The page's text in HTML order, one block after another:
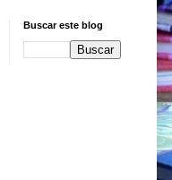
Buscar este blog